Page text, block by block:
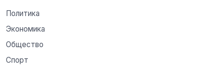
Политика
Экономика
Общество
Спорт